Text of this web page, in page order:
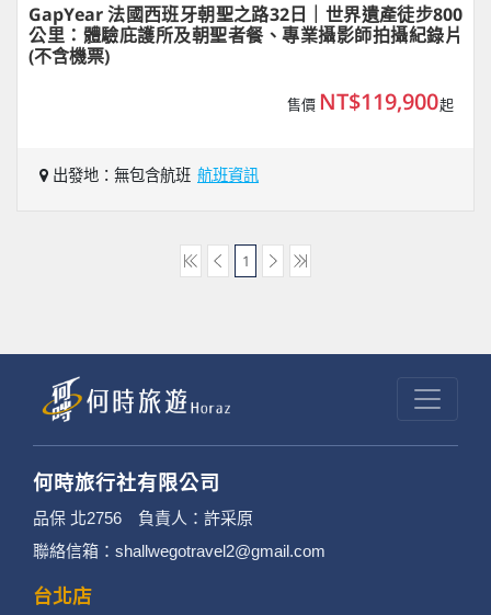
GapYear 法國西班牙朝聖之路32日｜世界遺產徒步800
公里：體驗庇護所及朝聖者餐、專業攝影師拍攝紀錄片
(不含機票)
售價 NT$119,900起
出發地：無包含航班 航班資訊
1
何時旅行社有限公司
品保 北2756 負責人：許采原
聯絡信箱：shallwegotravel2@gmail.com
台北店